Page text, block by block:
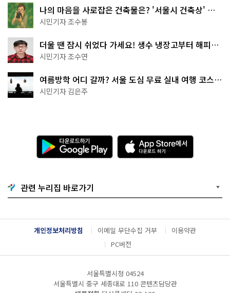
나의 마음을 사로잡은 건축물은? '서울시 건축상' 수
상작 공개!
시민기자 조수봉
더울 땐 잠시 쉬었다 가세요! 생수 냉장고부터 해피소
·무더위쉼터까지
시민기자 조수연
여름방학 어디 갈까? 서울 도심 무료 실내 여행 코스
추천
시민기자 김은주
다
운
로
기
G
o
g
l
e
A
p
p
e
서
다
운
관련 누리집 바로가기
개인정보처리방침 이메일 무단수집 거부
이용약관
PC버전
서울특별시청 04524
서울특별시 중구 세종대로 110 콘텐츠담당관